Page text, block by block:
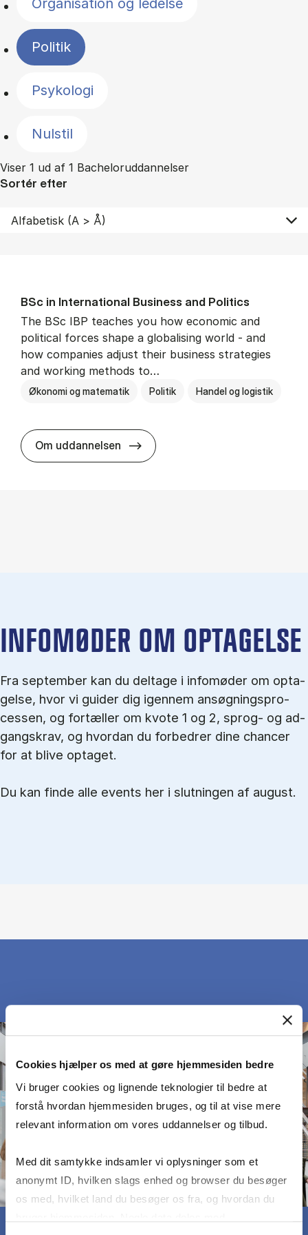
Cookies hjælper os med at gøre hjemmesiden bedre
Vi bruger cookies og lignende teknologier til bedre at
forstå hvordan hjemmesiden bruges, og til at vise mere
relevant information om vores uddannelser og tilbud.
Med dit samtykke indsamler vi oplysninger som et
anonymt ID, hvilken slags enhed og browser du besøger
os med, hvilket land du besøger os fra, og hvordan du
Organisation og ledelse
Politik
Psykologi
Nulstil
Viser 1 ud af 1 Bacheloruddannelser
Sortér efter
BSc in In­ter­na­tion­al Busi­ness and Polit­ics
The BSc IBP teaches you how economic and
political forces shape a globalising world - and
how companies adjust their business strategies
and working methods to…
Økonomi og matematik Politik Handel og logistik
Om uddannelsen BSc in In­ter­na­tion­al Busi­ness
IN­FO­MØ­DER OM OP­TA­GEL­SE
Fra september kan du del­tage i in­fo­mø­der om op­ta­
gel­se, hvor vi gu­i­der dig igen­nem an­søg­nings­pro­
ces­sen, og for­tæl­ler om kvo­te 1 og 2, sprog- og ad­
gangs­krav, og hvordan du forbedrer dine chancer
for at blive optaget.
Du kan finde alle events her i slutningen af august.